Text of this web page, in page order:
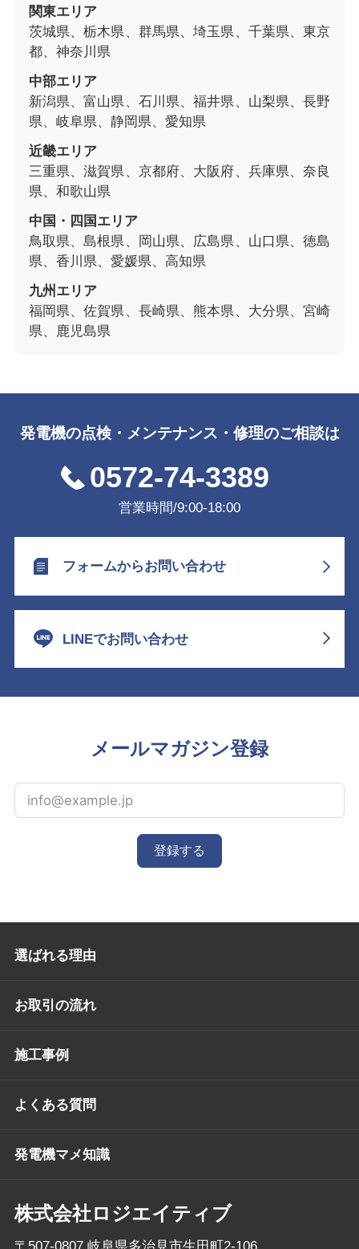
関東エリア
茨城県、栃木県、群馬県、埼玉県、千葉県、東京
都、神奈川県
中部エリア
新潟県、富山県、石川県、福井県、山梨県、長野
県、岐阜県、静岡県、愛知県
近畿エリア
三重県、滋賀県、京都府、大阪府、兵庫県、奈良
県、和歌山県
中国・四国エリア
鳥取県、島根県、岡山県、広島県、山口県、徳島
県、香川県、愛媛県、高知県
九州エリア
福岡県、佐賀県、長崎県、熊本県、大分県、宮崎
県、鹿児島県
発電機の点検・メンテナンス・修理のご相談は
0572-74-3389
営業時間/9:00-18:00
フォームからお問い合わせ
LINEでお問い合わせ
メールマガジン登録
登録する
株式会社ロジエイティブ
選ばれる理由
お取引の流れ
施工事例
よくある質問
発電機マメ知識